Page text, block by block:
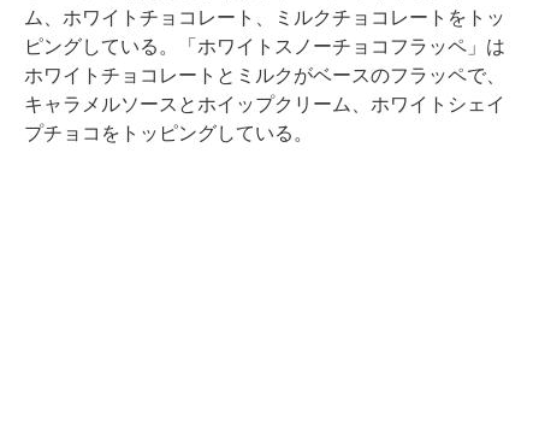
ム、ホワイトチョコレート、ミルクチョコレートをトッ
ピングしている。「ホワイトスノーチョコフラッペ」は
ホワイトチョコレートとミルクがベースのフラッペで、
キャラメルソースとホイップクリーム、ホワイトシェイ
プチョコをトッピングしている。